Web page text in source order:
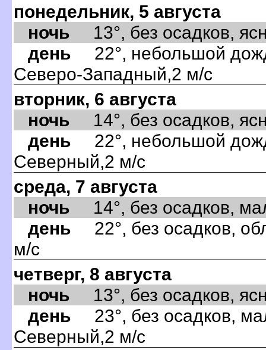
понедельник, 5 августа
ночь 13°, без осадков,
день 22°, небольшой
Северо-Западный,2 м/с
вторник, 6 августа
ночь 14°, без осадков,
день 22°, небольшой
Северный,2 м/с
среда, 7 августа
ночь 14°, без осадков,
день 22°, без осадков,
м/с
четверг, 8 августа
ночь 13°, без осадков,
день 23°, без осадков,
Северный,2 м/с